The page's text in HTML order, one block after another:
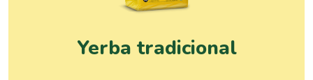
Yerba tradicional